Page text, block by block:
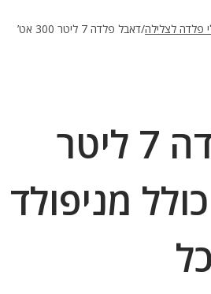
פלדה לצלילה/
דאבל פלדה 7 ליטר 300 אט’
דאבל פלדה 7 ליטר
כולל מניפולד